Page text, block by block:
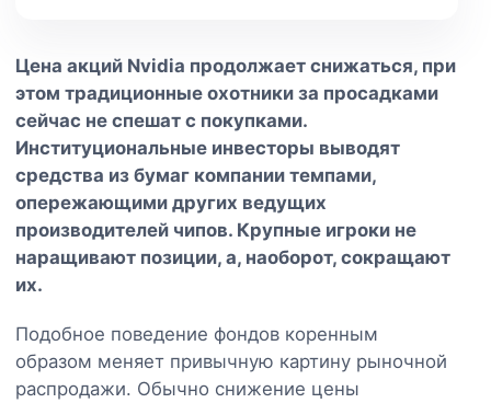
Цена акций Nvidia продолжает снижаться, при
этом традиционные охотники за просадками
сейчас не спешат с покупками.
Институциональные инвесторы выводят
средства из бумаг компании темпами,
опережающими других ведущих
производителей чипов. Крупные игроки не
наращивают позиции, а, наоборот, сокращают
их.
Подобное поведение фондов коренным
образом меняет привычную картину рыночной
распродажи. Обычно снижение цены